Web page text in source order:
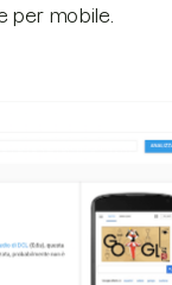
per mobile.